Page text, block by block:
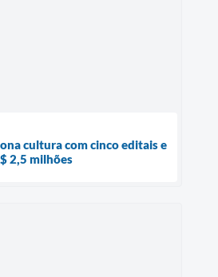
cultura com cinco editais e
2,5 milhões